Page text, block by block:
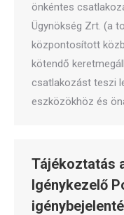
önkéntes
Ügynökség Zrt. (a
központosított
kötendő
csatlakozást teszi
eszközökhöz és
Tájékoztatás
Igénykezelő